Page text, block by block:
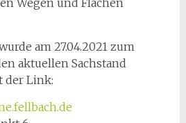
am 27.04.2021 zum
aktuellen Sachstand
der Link: